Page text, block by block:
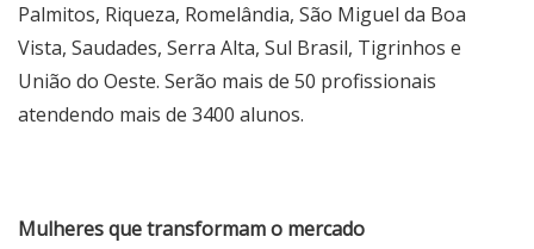
Palmitos, Riqueza, Romelândia, São Miguel da Boa
Vista, Saudades, Serra Alta, Sul Brasil, Tigrinhos e
União do Oeste. Serão mais de 50 profissionais
atendendo mais de 3400 alunos.
Mulheres que transformam o mercado